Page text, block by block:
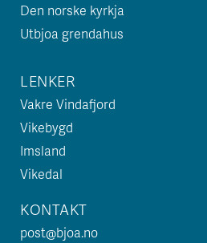
Den norske kyrkja
Utbjoa grendahus
LENKER
Vakre Vindafjord
Vikebygd
Imsland
Vikedal
KONTAKT
post@bjoa.no